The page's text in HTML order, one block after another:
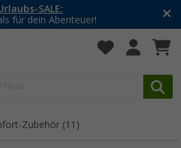
SALE:
für dein Abenteuer!
Zubehör (11)